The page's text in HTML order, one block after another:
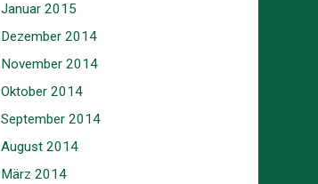
Januar 2015
Dezember 2014
November 2014
Oktober 2014
September 2014
August 2014
März 2014